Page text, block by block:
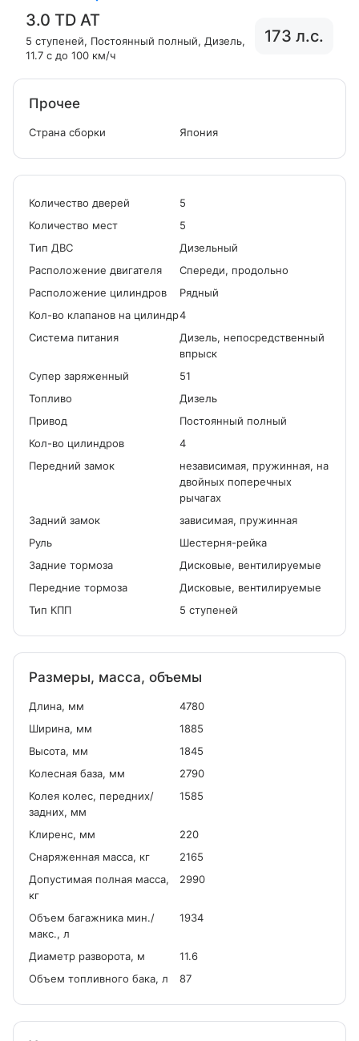
3.0 TD AT
5 ступеней, Постоянный полный, Дизель,
11.7 с до 100 км/ч
173 л.с.
Прочее
Страна сборки Япония
Количество дверей
5
Количество мест
5
Tип ДВС
Дизельный
Расположение двигателя
Спереди, продольно
Расположение цилиндров
Рядный
Кол-во клапанов на цилиндр4
Система питания
Дизель, непосредственный
впрыск
Cупер заряженный
51
Топливо
Дизель
Привод
Постоянный полный
Кол-во цилиндров
4
Передний замок
независимая, пружинная, на
двойных поперечных
рычагах
Задний замок
зависимая, пружинная
Руль
Шестерня-рейка
Задние тормоза
Дисковые, вентилируемые
Передние тормоза
Дисковые, вентилируемые
Тип КПП
5 ступеней
Размеры, масса, объемы
Длина, мм
4780
Ширина, мм
1885
Высота, мм
1845
Колесная база, мм
2790
Колея колес, передних/
задних, мм
1585
Клиренс, мм
220
Снаряженная масса, кг
2165
Допустимая полная масса,
кг
2990
Объем багажника мин./
макс., л
1934
Диаметр разворота, м
11.6
Объем топливного бака, л
87